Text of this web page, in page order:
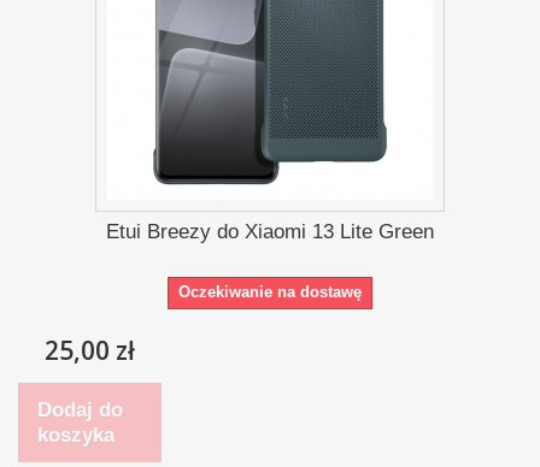
Etui Breezy do Xiaomi 13 Lite Green
Oczekiwanie na dostawę
25,00 zł
Dodaj do
koszyka